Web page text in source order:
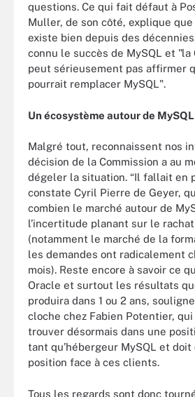
questions. Ce qui fait défaut à
Muller, de son côté, explique
existe bien depuis des
connu le succès de MySQL et "la
peut sérieusement pas affirmer
pourrait remplacer MySQL".
Un écosystème autour de
Malgré tout, reconnaissent nos
décision de la Commission a au
dégeler la situation. “Il fallait en
constate Cyril Pierre de Geyer,
combien le marché autour de
l’incertitude planant sur le
(notamment le marché de la
les demandes ont radicalement
mois). Reste encore à savoir ce
Oracle et surtout les résultats
produira dans 1 ou 2 ans,
cloche chez Fabien Potentier,
trouver désormais dans une
tant qu’hébergeur MySQL et
position face à ces clients.
Tous les regards sont donc